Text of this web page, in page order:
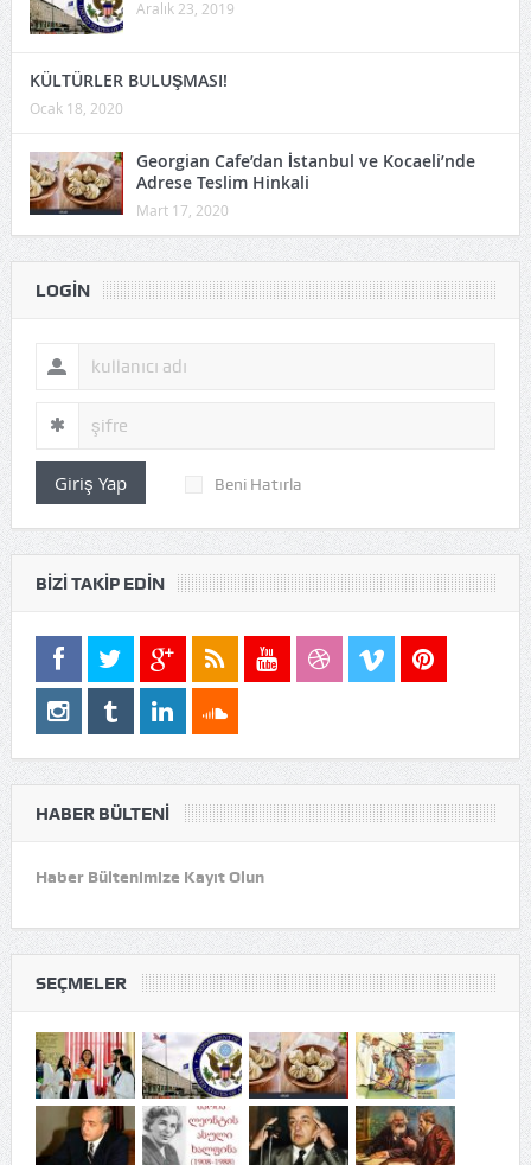
Aralık 23, 2019
KÜLTÜRLER BULUŞMASI!
Ocak 18, 2020
Georgian Cafe’dan İstanbul ve Kocaeli’nde
Adrese Teslim Hinkali
Mart 17, 2020
LOGIN
Giriş Yap Beni Hatırla
BIZI TAKIP EDIN
HABER BÜLTENI
Haber Bültenimize Kayıt Olun
SEÇMELER